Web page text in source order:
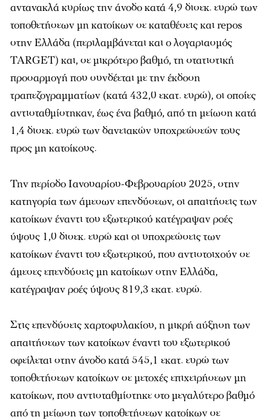
αντανακλά κυρίως την άνοδο κατά 4,9 δισεκ. ευρώ των
τοποθετήσεων μη κατοίκων σε καταθέσεις και repos
στην Ελλάδα (περιλαμβάνεται και ο λογαριασμός
TARGET) και, σε μικρότερο βαθμό, τη στατιστική
προσαρμογή που συνδέεται με την έκδοση
τραπεζογραμματίων (κατά 432,0 εκατ. ευρώ), οι οποίες
αντισταθμίστηκαν, έως ένα βαθμό, από τη μείωση κατά
1,4 δισεκ. ευρώ των δανειακών υποχρεώσεών τους
προς μη κατοίκους.
Την περίοδο Ιανουαρίου-Φεβρουαρίου 2025, στην
κατηγορία των άμεσων επενδύσεων, οι απαιτήσεις των
κατοίκων έναντι του εξωτερικού κατέγραψαν ροές
ύψους 1,0 δισεκ. ευρώ και οι υποχρεώσεις των
κατοίκων έναντι του εξωτερικού, που αντιστοιχούν σε
άμεσες επενδύσεις μη κατοίκων στην Ελλάδα,
κατέγραψαν ροές ύψους 819,3 εκατ. ευρώ.
Στις επενδύσεις χαρτοφυλακίου, η μικρή αύξηση των
απαιτήσεων των κατοίκων έναντι του εξωτερικού
οφείλεται στην άνοδο κατά 545,1 εκατ. ευρώ των
τοποθετήσεων κατοίκων σε μετοχές επιχειρήσεων μη
κατοίκων, που αντισταθμίστηκε στο μεγαλύτερο βαθμό
από τη μείωση των τοποθετήσεων κατοίκων σε